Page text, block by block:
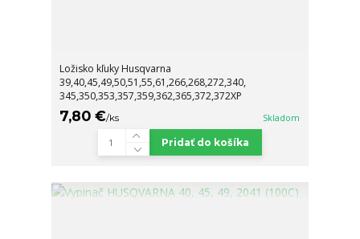
Ložisko kľuky Husqvarna
39,40,45,49,50,51,55,61,266,268,272,340,
345,350,353,357,359,362,365,372,372XP
7,80 €/ks Skladom
Pridať do košíka